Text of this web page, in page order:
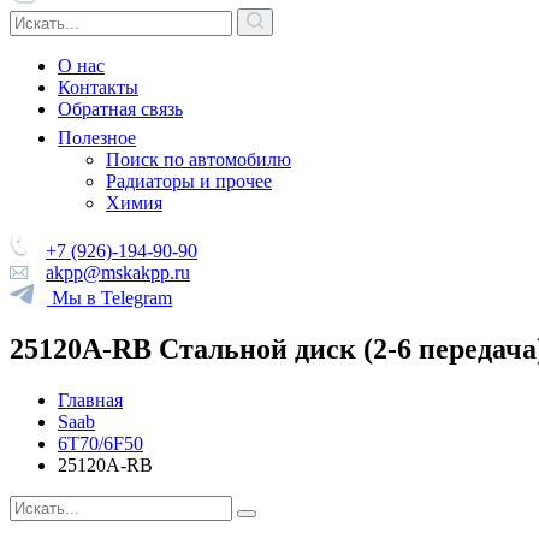
О нас
Контакты
Обратная связь
Полезное
Поиск по автомобилю
Радиаторы и прочее
Химия
+7 (926)-194-90-90
akpp@mskakpp.ru
Мы в Telegram
25120A-RB Стальной диск (2-6
Главная
Saab
6T70/6F50
25120A-RB